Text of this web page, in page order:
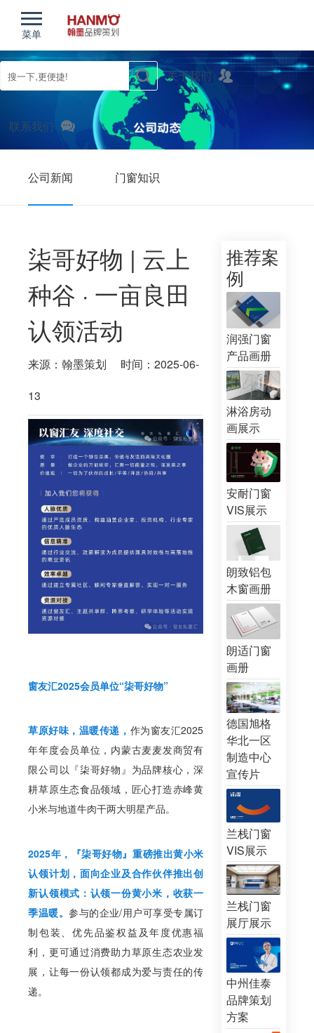
菜单
关于我们
联系我们
公司新闻 门窗知识
您现在的位置：首页 新闻动态/公司新闻
柒哥好物 | 云上
种谷 · 一亩良田
认领活动
来源：翰墨策划
时间：2025-06-
13
窗友汇2025会员单位“柒哥好物”
草原好味，温暖传递， 作为窗友汇2025
年年度会员单位，内蒙古麦麦发商贸有
限公司以『柒哥好物』为品牌核心，深
耕草原生态食品领域，匠心打造赤峰黄
小米与地道牛肉干两大明星产品。
2025年，『柒哥好物』重磅推出黄小米
认领计划，面向企业及合作伙伴推出创
新认领模式：认领一份黄小米，收获一
季温暖。参与的企业/用户可享受专属订
制包装、优先品鉴权益及年度优惠福
利，更可通过消费助力草原生态农业发
展，让每一份认领都成为爱与责任的传
递。
推荐案
例
润强门窗
产品画册
淋浴房动
画展示
安耐门窗
VIS展示
朗致铝包
木窗画册
朗适门窗
画册
德国旭格
华北一区
制造中心
宣传片
兰栈门窗
VIS展示
兰栈门窗
展厅展示
中州佳泰
品牌策划
方案